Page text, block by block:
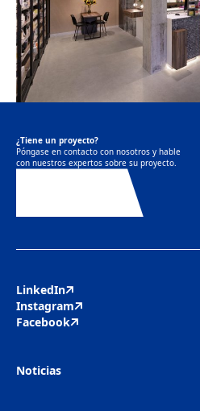
¿Tiene un proyecto?
Póngase en contacto con nosotros y hable
con nuestros expertos sobre su proyecto.
LinkedIn
Instagram
Facebook
Noticias